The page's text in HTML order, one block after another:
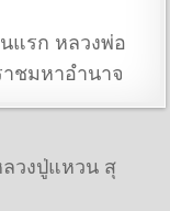
แรก หลวงพ่อ
ชมหาอำนาจ
วงปู่แหวน สุ